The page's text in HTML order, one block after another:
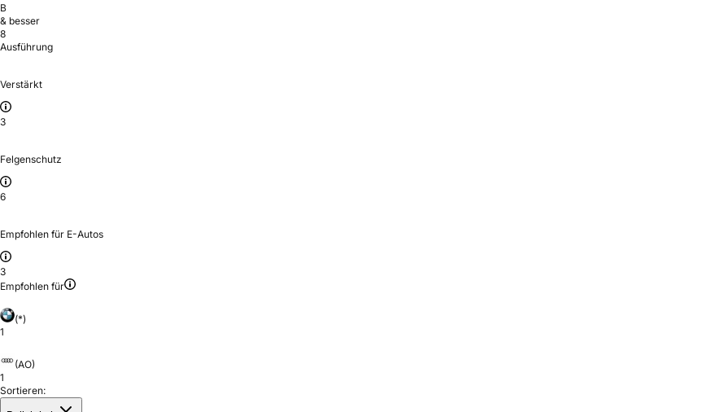
B
& besser
8
Ausführung
Verstärkt
3
Felgenschutz
6
Empfohlen für E-Autos
3
Empfohlen für
(*)
1
(AO)
1
Sortieren: